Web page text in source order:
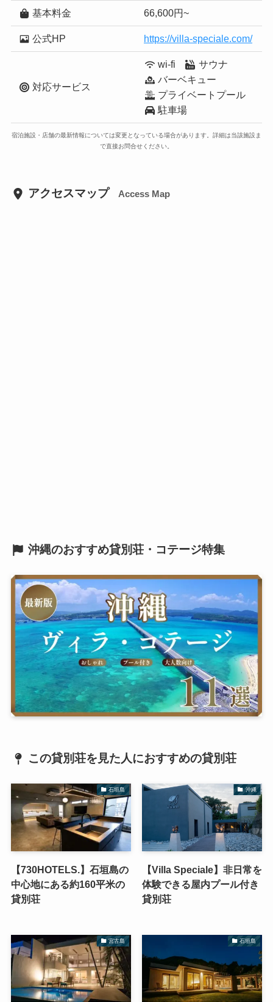
基本料金 66,600円~
公式HP https://villa-speciale.com/
対応サービス
wi-fi
サウナ
バーベキュー
プライベートプール
駐車場
宿泊施設・店舗の最新情報については変更となっている場合があります。詳細は当該施設ま
で直接お問合せください。
アクセスマップ Access Map
沖縄のおすすめ貸別荘・コテージ特集
この貸別荘を見た人におすすめの貸別荘
石垣島
【730HOTELS.】石垣島の
中心地にある約160平米の
貸別荘
沖縄
【Villa Speciale】非日常を
体験できる屋内プール付き
貸別荘
宮古島 石垣島